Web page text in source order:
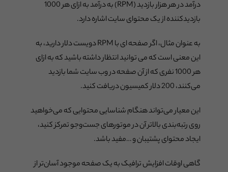
درآمد در هر هزار بازدید (RPM) به درآمد به ازای هر 1000
بازدیدکننده از یک محتوای سایت اشاره دارد.
به عنوان مثال، اگر صفحه ای با RPM دویست دلار دارید، به
این معنی است که می توانید انتظار داشته باشید که به ازای
هر 1000 نفری که از آن صفحه در وب سایت شما بازدید
می‌کنند، 200 دلار کمیسیون دریافت کنید.
این معیار می‌تواند هنگام شناسایی محتوایی که می‌خواهید
روی رتبه‌بندی بالاتر آن در موتورهای جست‌وجو تمرکز کنید،
ایجاد محتوای پشتیبان و …مفید باشد.
گاهی اوقات افزایش ترافیک به یک صفحه موجود آسان‌تر از